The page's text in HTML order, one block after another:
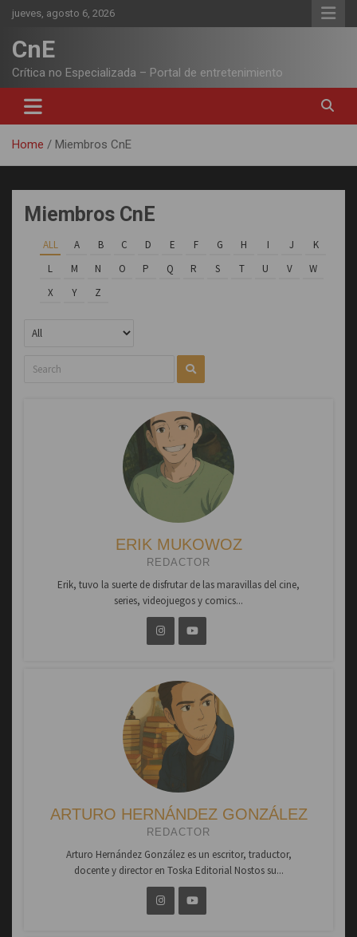
Skip
content
jueves, agosto 6, 2026
CnE
Crítica no Especializada – Portal de entretenimiento
Home Miembros CnE
Miembros CnE
ALL A B C D E F G H I J
K
L
M N O P Q R S T U V
W
X
Y Z
ERIK MUKOWOZ
REDACTOR
Erik, tuvo la suerte de disfrutar de las maravillas del cine,
series, videojuegos y comics...
ARTURO HERNÁNDEZ GONZÁLEZ
REDACTOR
Arturo Hernández González es un escritor, traductor,
docente y director en Toska Editorial Nostos su...